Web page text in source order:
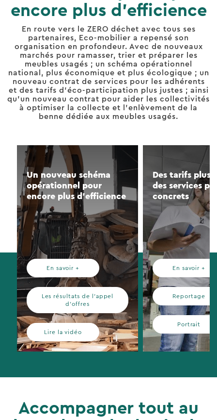
encore plus d'efficience
En route vers le ZERO déchet avec tous ses
partenaires, Eco-mobilier a repensé son
organisation en profondeur. Avec de nouveaux
marchés pour ramasser, trier et préparer les
meubles usagés ; un schéma opérationnel
national, plus économique et plus écologique ; un
nouveau contrat de services pour les adhérents
et des tarifs d’éco-participation plus justes ; ainsi
qu’un nouveau contrat pour aider les collectivités
à optimiser la collecte et l’enlèvement de la
benne dédiée aux meubles usagés.
Un nouveau schéma
opérationnel pour
encore plus d'efficience
En savoir +
Les résultats de l’appel
d’offres
Lire la vidéo
Des tarifs plus
des services
concrets
En savoir +
Reportage
Portrait
Accompagner tout au